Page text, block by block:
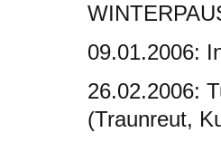
09.01.2006:
26.02.2006:
(Traunreut,